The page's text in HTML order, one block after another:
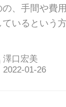
マイナスのイ
少なくありま
してしまうと
額になるの
「査定しないと
の、手間や費
ているという
う。しかし、
動車税や任意
では無駄な維
澤口宏美